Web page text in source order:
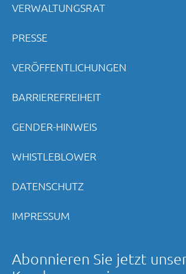
VERWALTUNGSRAT
PRESSE
VERÖFFENTLICHUNGEN
BARRIEREFREIHEIT
GENDER-HINWEIS
WHISTLEBLOWER
DATENSCHUTZ
IMPRESSUM
Abonnieren Sie jetzt